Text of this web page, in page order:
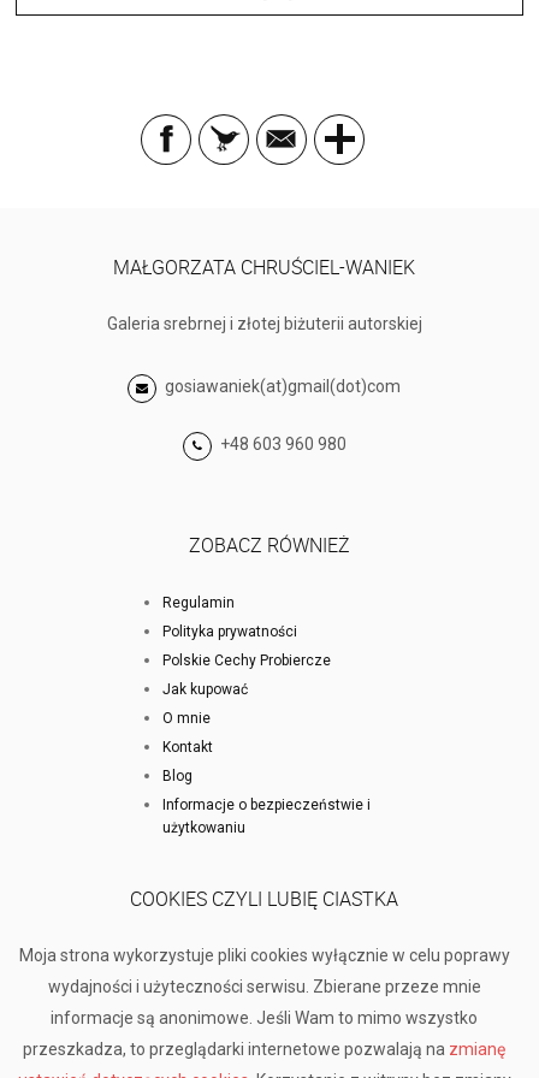
MAŁGORZATA CHRUŚCIEL-WANIEK
Galeria srebrnej i złotej biżuterii autorskiej
gosiawaniek(at)gmail(dot)com
+48 603 960 980
ZOBACZ RÓWNIEŻ
Regulamin
Polityka prywatności
Polskie Cechy Probiercze
Jak kupować
O mnie
Kontakt
Blog
Informacje o bezpieczeństwie i
użytkowaniu
COOKIES CZYLI LUBIĘ CIASTKA
Moja strona wykorzystuje pliki cookies wyłącznie w celu poprawy
wydajności i użyteczności serwisu. Zbierane przeze mnie
informacje są anonimowe. Jeśli Wam to mimo wszystko
przeszkadza, to przeglądarki internetowe pozwalają na zmianę